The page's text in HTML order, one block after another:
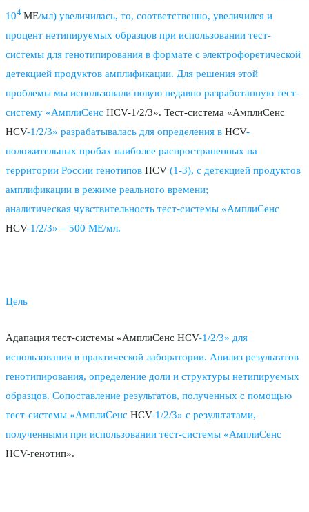
104 ME/мл) увеличилась, то, соответственно, увеличился и
процент нетипируемых образцов при использовании тест-
системы для генотипирования в формате с электрофоретической
детекцией продуктов амплификации. Для решения этой
проблемы мы использовали новую недавно разработанную тест-
систему «АмплиСенс HCV-1/2/3». Тест-система «АмплиСенс
HCV-1/2/3» разрабатывалась для определения в HCV-
положительных пробах наиболее распространенных на
территории России генотипов HCV (1-3), с детекцией продуктов
амплификации в режиме реального времени;
аналитическая чувствительность тест-системы «АмплиСенс
HCV-1/2/3» – 500 МЕ/мл.
Цель
Адапация тест-системы «АмплиСенс HCV-1/2/3» для
использования в практической лаборатории. Анилиз результатов
генотипирования, определение доли и структуры нетипируемых
образцов. Сопоставление результатов, полученных с помощью
тест-системы «АмплиСенс HCV-1/2/3» с результатами,
полученными при использовании тест-системы «АмплиСенс
HCV-генотип».